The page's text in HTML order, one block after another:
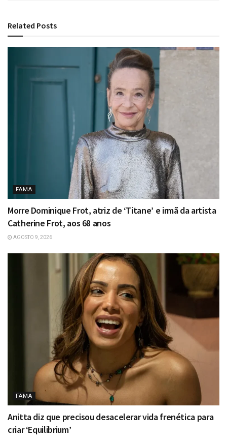
Related Posts
FAMA
Morre Dominique Frot, atriz de ‘Titane’ e irmã da artista
Catherine Frot, aos 68 anos
AGOSTO 9, 2026
FAMA
Anitta diz que precisou desacelerar vida frenética para
criar ‘Equilibrium’